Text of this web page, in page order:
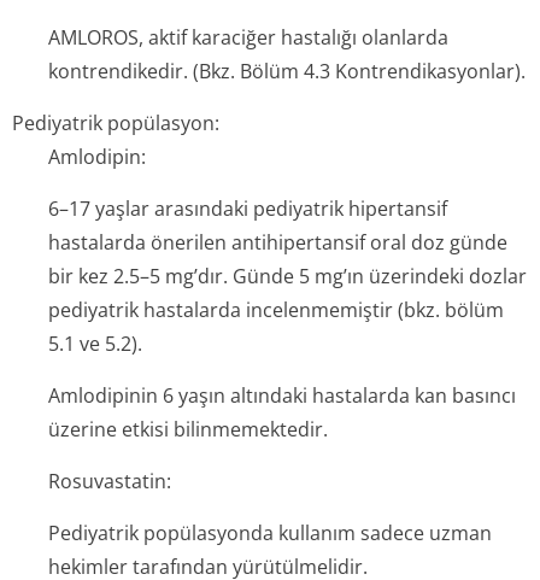
AMLOROS, aktif karaciğer hastalığı olanlarda
kontrendikedir. (Bkz. Bölüm 4.3 Kontrendi­kasyonlar).
Pediyatrik popülasyon:
Amlodipin:
6–17 yaşlar arasındaki pediyatrik hipertansif
hastalarda önerilen antihipertansif oral doz günde
bir kez 2.5–5 mg’dır. Günde 5 mg’ın üzerindeki dozlar
pediyatrik hastalarda incelenmemiştir (bkz. bölüm
5.1 ve 5.2).
Amlodipinin 6 yaşın altındaki hastalarda kan basıncı
üzerine etkisi bilinmemektedir.
Rosuvastatin:
Pediyatrik popülasyonda kullanım sadece uzman
hekimler tarafından yürütülmelidir.